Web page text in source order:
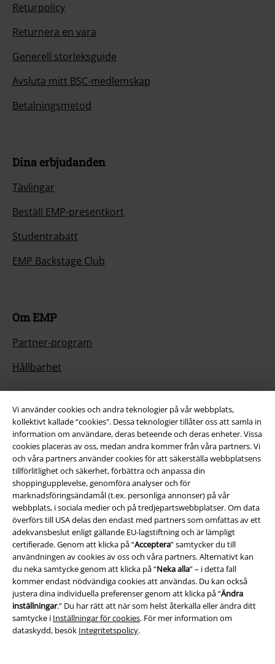
Vi använder cookies och andra teknologier på vår webbplats,
kollektivt kallade “cookies". Dessa teknologier tillåter oss att samla in
information om användare, deras beteende och deras enheter. Vissa
cookies placeras av oss, medan andra kommer från våra partners. Vi
och våra partners använder cookies för att säkerställa webbplatsens
tillförlitlighet och säkerhet, förbättra och anpassa din
shoppingupplevelse, genomföra analyser och för
marknadsföringsändamål (t.ex. personliga annonser) på vår
webbplats, i sociala medier och på tredjepartswebbplatser. Om data
överförs till USA delas den endast med partners som omfattas av ett
adekvansbeslut enligt gällande EU-lagstiftning och är lämpligt
certifierade. Genom att klicka på “Acceptera” samtycker du till
användningen av cookies av oss och våra partners. Alternativt kan
du neka samtycke genom att klicka på “Neka alla” – i detta fall
kommer endast nödvändiga cookies att användas. Du kan också
justera dina individuella preferenser genom att klicka på “Ändra
inställningar.” Du har rätt att när som helst återkalla eller ändra ditt
samtycke i Inställningar för cookies. För mer information om
dataskydd, besök Integritetspolicy.
Returpolicy
Returnera en vara
Generell storleksguide
Avsluta mitt BSC-medlemskap
Betalningsmetod
Dina erbjudanden
Tävlingar
Beställ EMP-presentkort
Studentrabatt
EMP Backstage Club
Om EMP
Partner-program
Hållbarhet
Bli en del av gemenskapen!
Betalningsmetod